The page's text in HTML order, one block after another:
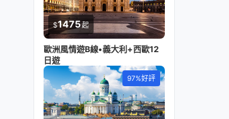
$1475起
歐洲風情遊B線•義大利+西歐12
日遊
97%好評